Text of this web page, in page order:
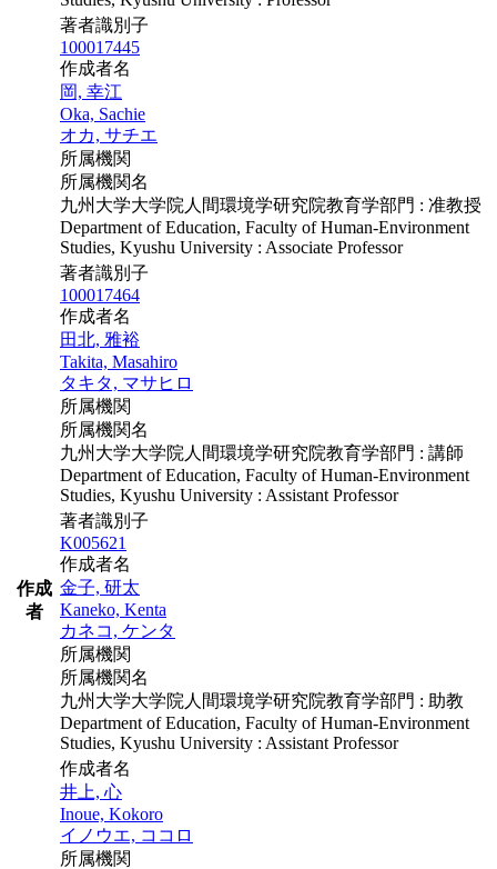
作成
者
著者識別子
100017445
作成者名
岡, 幸江
Oka, Sachie
オカ, サチエ
所属機関
所属機関名
九州大学大学院人間環境学研究院教育学部門 : 准教授
Department of Education, Faculty of Human-Environment
Studies, Kyushu University : Associate Professor
著者識別子
100017464
作成者名
田北, 雅裕
Takita, Masahiro
タキタ, マサヒロ
所属機関
所属機関名
九州大学大学院人間環境学研究院教育学部門 : 講師
Department of Education, Faculty of Human-Environment
Studies, Kyushu University : Assistant Professor
著者識別子
K005621
作成者名
金子, 研太
Kaneko, Kenta
カネコ, ケンタ
所属機関
所属機関名
九州大学大学院人間環境学研究院教育学部門 : 助教
Department of Education, Faculty of Human-Environment
Studies, Kyushu University : Assistant Professor
作成者名
井上, 心
Inoue, Kokoro
イノウエ, ココロ
所属機関